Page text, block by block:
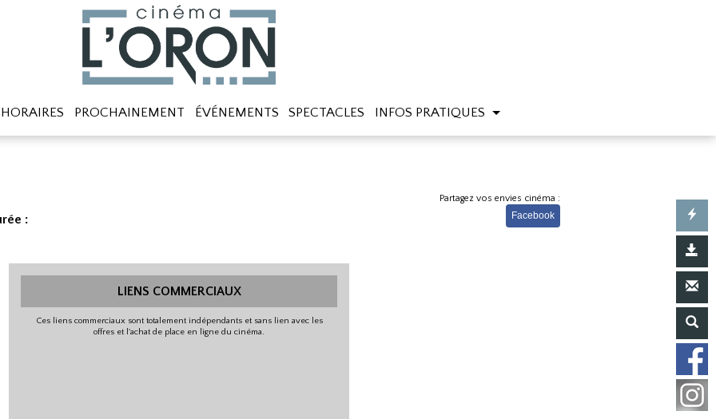
HORAIRES PROCHAINEMENT ÉVÉNEMENTS SPECTACLES INFOS PRATIQUES
:
Partagez vos envies cinéma :
Facebook
LIENS COMMERCIAUX
Ces liens commerciaux sont totalement indépendants et sans lien avec les
offres et l'achat de place en ligne du cinéma.